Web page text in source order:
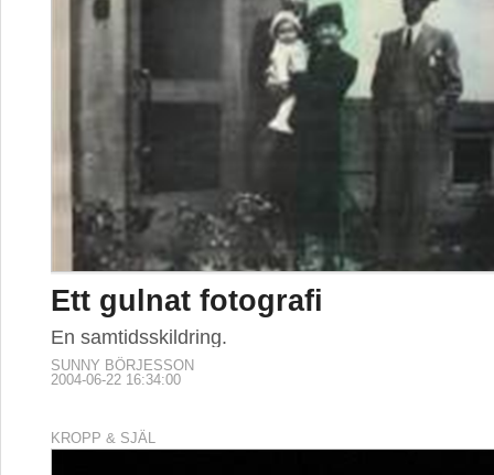
Ett gulnat fotografi
En samtidsskildring.
SUNNY BÖRJESSON
2004-06-22 16:34:00
KROPP & SJÄL